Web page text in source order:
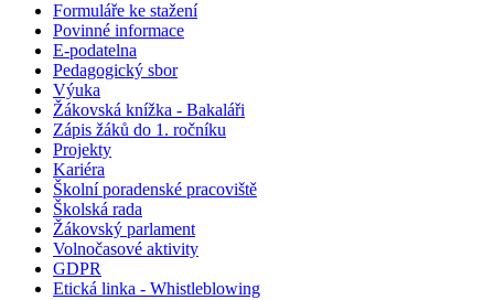
Formuláře ke stažení
Povinné informace
E-podatelna
Pedagogický sbor
Výuka
Žákovská knížka - Bakaláři
Zápis žáků do 1. ročníku
Projekty
Kariéra
Školní poradenské pracoviště
Školská rada
Žákovský parlament
Volnočasové aktivity
GDPR
Etická linka - Whistleblowing